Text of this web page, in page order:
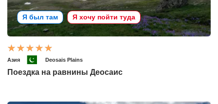
Я был там Я хочу пойти туда
Азия Deosais Plains
Поездка на равнины Деосаис